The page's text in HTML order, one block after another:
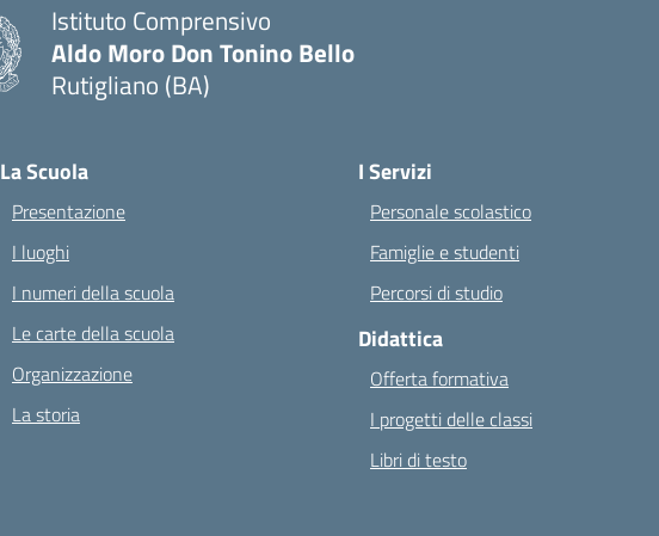
Istituto Comprensivo
Aldo Moro Don Tonino Bello
Rutigliano (BA)
La Scuola
Presentazione
I luoghi
I numeri della scuola
Le carte della scuola
Organizzazione
La storia
I Servizi
Personale scolastico
Famiglie e studenti
Percorsi di studio
Didattica
Offerta formativa
I progetti delle classi
Libri di testo